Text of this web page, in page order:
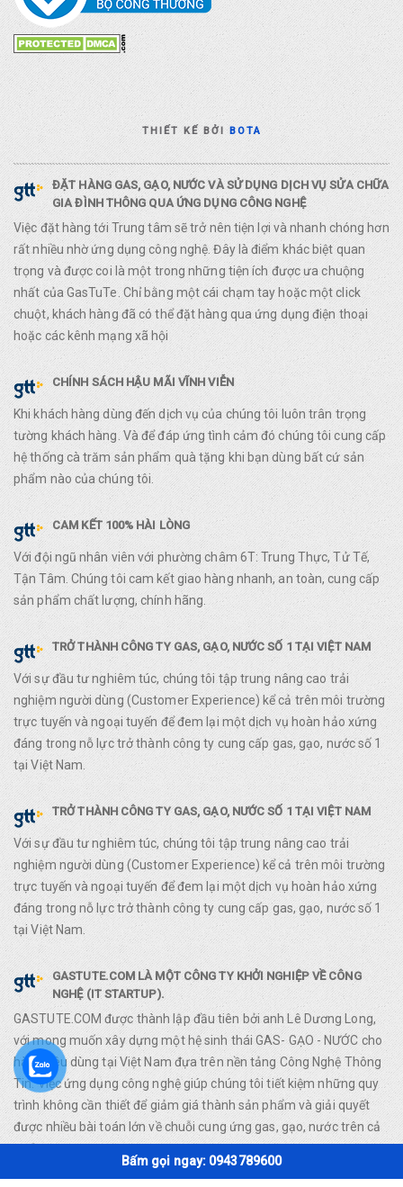
THIẾT KẾ BỞIBOTA
ĐẶT HÀNG GAS, GẠO, NƯỚC VÀ SỬ DỤNG DỊCH VỤ SỬA CHỮA
GIA ĐÌNH THÔNG QUA ỨNG DỤNG CÔNG NGHỆ
Việc đặt hàng tới Trung tâm sẽ trở nên tiện lợi và nhanh chóng hơn
rất nhiều nhờ ứng dụng công nghệ. Đây là điểm khác biệt quan
trọng và được coi là một trong những tiện ích được ưa chuộng
nhất của GasTuTe. Chỉ bằng một cái chạm tay hoặc một click
chuột, khách hàng đã có thể đặt hàng qua ứng dụng điện thoại
hoặc các kênh mạng xã hội
CHÍNH SÁCH HẬU MÃI VĨNH VIỄN
Khi khách hàng dùng đến dịch vụ của chúng tôi luôn trân trọng
tường khách hàng. Và để đáp ứng tình cảm đó chúng tôi cung cấp
hệ thống cà trăm sản phẩm quà tặng khi bạn dùng bất cứ sản
phẩm nào của chúng tôi.
CAM KẾT 100% HÀI LÒNG
Với đội ngũ nhân viên với phường châm 6T: Trung Thực, Tử Tế,
Tận Tâm. Chúng tôi cam kết giao hàng nhanh, an toàn, cung cấp
sản phẩm chất lượng, chính hãng.
TRỞ THÀNH CÔNG TY GAS, GẠO, NƯỚC SỐ 1 TẠI VIỆT NAM
Với sự đầu tư nghiêm túc, chúng tôi tập trung nâng cao trải
nghiệm người dùng (Customer Experience) kể cả trên môi trường
trực tuyến và ngoại tuyến để đem lại một dịch vụ hoàn hảo xứng
đáng trong nỗ lực trở thành công ty cung cấp gas, gạo, nước số 1
tại Việt Nam.
TRỞ THÀNH CÔNG TY GAS, GẠO, NƯỚC SỐ 1 TẠI VIỆT NAM
Với sự đầu tư nghiêm túc, chúng tôi tập trung nâng cao trải
nghiệm người dùng (Customer Experience) kể cả trên môi trường
trực tuyến và ngoại tuyến để đem lại một dịch vụ hoàn hảo xứng
đáng trong nỗ lực trở thành công ty cung cấp gas, gạo, nước số 1
tại Việt Nam.
GASTUTE.COM LÀ MỘT CÔNG TY KHỞI NGHIỆP VỀ CÔNG
NGHỆ (IT STARTUP).
GASTUTE.COM được thành lập đầu tiên bởi anh Lê Dương Long,
với mong muốn xây dựng một hệ sinh thái GAS- GẠO - NƯỚC cho
hàng tiêu dùng tại Việt Nam đựa trên nền tảng Công Nghệ Thông
Tin. Việc ứng dụng công nghệ giúp chúng tôi tiết kiệm những quy
trình không cần thiết để giảm giá thành sản phẩm và giải quyết
được nhiều bài toán lớn về chuỗi cung ứng gas, gạo, nước trên cả
nước.
Bấm gọi ngay: 0943789600